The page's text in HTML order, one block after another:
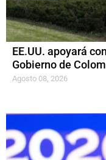
EE.UU. apoyará
Gobierno de
Agosto 08, 2026